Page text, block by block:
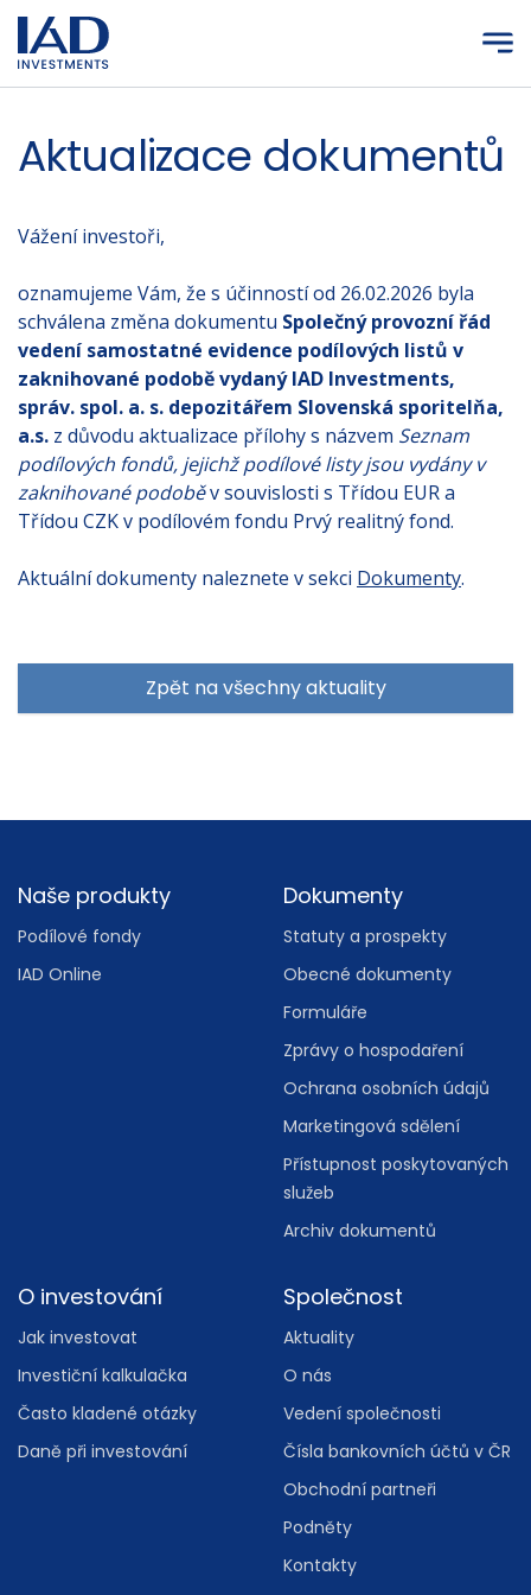
Přejít na hlavní obsah
Aktualizace dokumentů
Vážení investoři,
oznamujeme Vám, že s účinností od 26.02.2026 byla
schválena změna dokumentu Společný provozní řád
vedení samostatné evidence podílových listů v
zaknihované podobě vydaný IAD Investments,
správ. spol. a. s. depozitářem Slovenská sporitelňa,
a.s. z důvodu aktualizace přílohy s názvem Seznam
podílových fondů, jejichž podílové listy jsou vydány v
zaknihované podoběv souvislosti s Třídou EUR a
Třídou CZK v podílovém fondu Prvý realitný fond.
Aktuální dokumenty naleznete v sekci Dokumenty.
Zpět na všechny aktuality
Footer
Naše produkty
Podílové fondy
IAD Online
Dokumenty
Statuty a prospekty
Obecné dokumenty
Formuláře
Zprávy o hospodaření
Ochrana osobních údajů
Marketingová sdělení
Přístupnost poskytovaných
služeb
Archiv dokumentů
O investování
Jak investovat
Investiční kalkulačka
Často kladené otázky
Daně při investování
Společnost
Aktuality
O nás
Vedení společnosti
Čísla bankovních účtů v ČR
Obchodní partneři
Podněty
Kontakty